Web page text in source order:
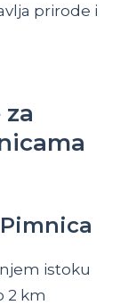
prirode i
istoku
2 km